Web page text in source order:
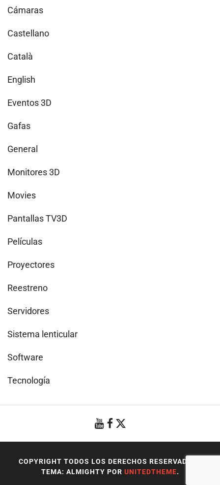
Cámaras
Castellano
Català
English
Eventos 3D
Gafas
General
Monitores 3D
Movies
Pantallas TV3D
Películas
Proyectores
Reestreno
Servidores
Sistema lenticular
Software
Tecnología
COPYRIGHT TODOS LOS DERECHOS RESERVADOS
TEMA: ALMIGHTY POR UNITEDTHEME.